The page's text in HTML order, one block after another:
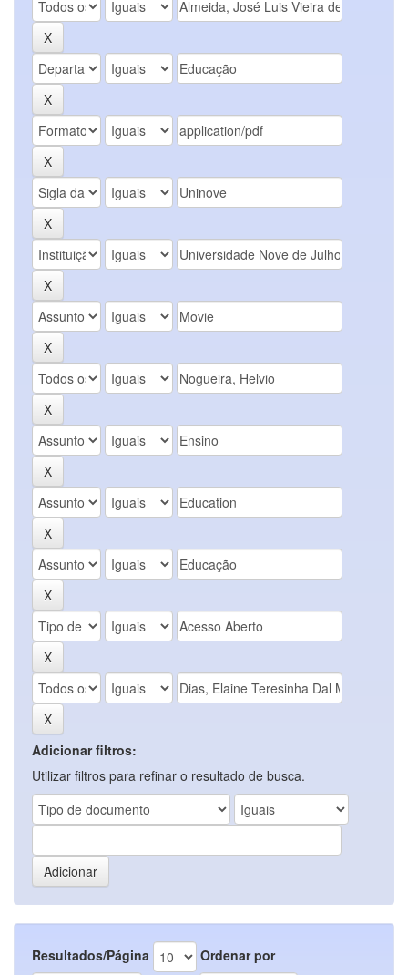
Adicionar filtros:
Utilizar filtros para refinar o resultado de busca.
Resultados/Página Ordenar por